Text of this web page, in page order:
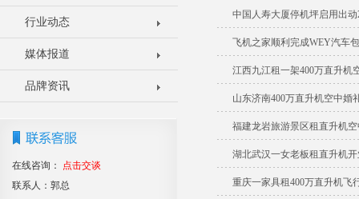
行业动态
媒体报道
品牌资讯
在线咨询：
点击交谈
联系人：郭总
中国人寿大厦停机坪启用出动
飞机之家顺利完成WEY汽车
江西九江租一架400万直升机
山东济南400万直升机空中婚
福建龙岩旅游景区租直升机
湖北武汉一女老板租直升机
重庆一家具租400万直升机飞